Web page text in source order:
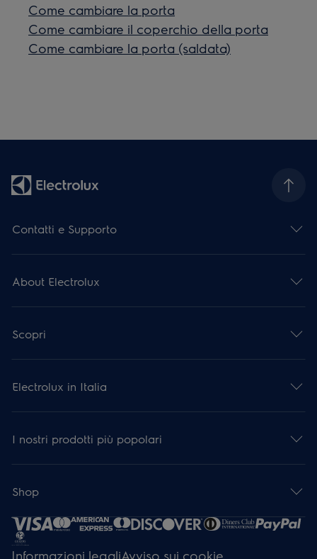
Come cambiare la porta
Come cambiare il coperchio della porta
Come cambiare la porta (saldata)
Contatti e Supporto
About Electrolux
Scopri
Electrolux in Italia
I nostri prodotti più popolari
Shop
Informazioni legaliAvviso sui cookie